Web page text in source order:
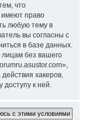
что
право
любую тему в
вы согласны с
в базе данных.
без вашего
хакеров,
доступу к ней.